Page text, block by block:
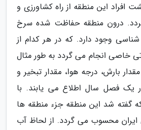
افراد این منطقه از راه کشاورزی و
درون منطقه حفاظت شده سرخ
شناسی وجود دارد. که در هر کدام از
خاصی انجام می گردد به طور مثال
بارش، درجه هوا، مقدار تبخیر و
یک فصل سال اطلاع می یابند. با
گفته شد این منطقه جزء منطقه ها
محسوب می گردد. از لحاظ آب